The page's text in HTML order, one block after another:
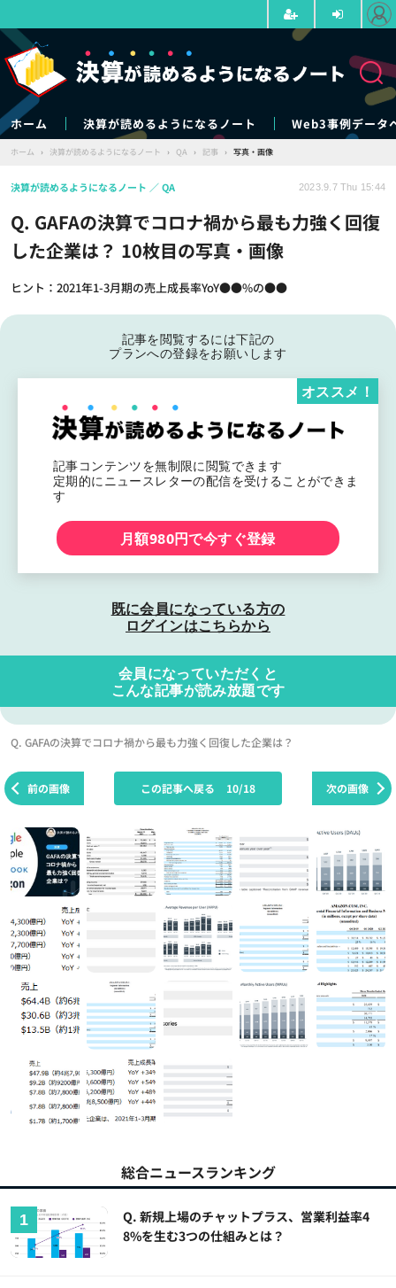
ホーム 決算が読めるようになるノート Web3事例データ
ホーム › 決算が読めるようになるノート › QA › 記事 › 写真・画像
Q. GAFAの決算でコロナ禍から最も力強く回復
した企業は？ 10枚目の写真・画像
ヒント：2021年1-3月期の売上成長率YoY●●%の●●
決算が読めるようになるノート QA 2023.9.7 Thu 15:44
記事を閲覧するには下記の
プランへの登録をお願いします
記事コンテンツを無制限に閲覧できます
定期的にニュースレターの配信を受けることができま
す
オススメ！
月額980円で今すぐ登録
既に会員になっている方の
ログインはこちらから
会員になっていただくと
こんな記事が読み放題です
Q. GAFAの決算でコロナ禍から最も力強く回復した企業は？
前の画像 次の画像
この記事へ戻る 10/18
総合ニュースランキング
Q. 新規上場のチャットプラス、営業利益率4
8%を生む3つの仕組みとは？